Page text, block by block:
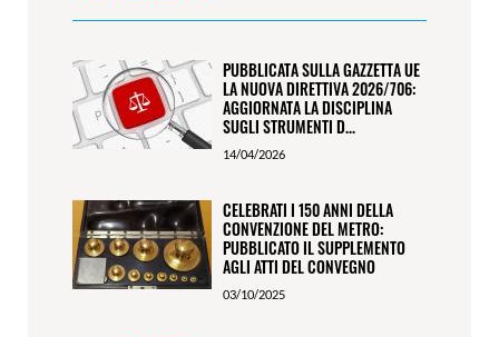
PUBBLICATA SULLA GAZZETTA UE
LA NUOVA DIRETTIVA 2026/706:
AGGIORNATA LA DISCIPLINA
SUGLI STRUMENTI D...
14/04/2026
CELEBRATI I 150 ANNI DELLA
CONVENZIONE DEL METRO:
PUBBLICATO IL SUPPLEMENTO
AGLI ATTI DEL CONVEGNO
03/10/2025